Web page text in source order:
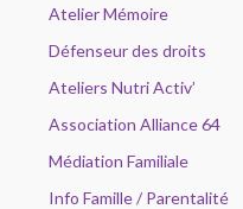
Atelier Mémoire
Défenseur des droits
Ateliers Nutri Activ’
Association Alliance 64
Médiation Familiale
Info Famille / Parentalité